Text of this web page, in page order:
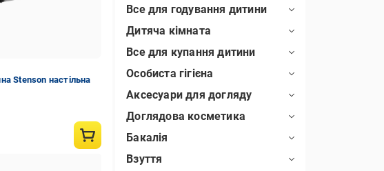
Stenson настільна
Все для годування дитини
Дитяча кімната
Все для купання дитини
Особиста гігієна
Аксесуари для догляду
Доглядова косметика
Бакалія
Взуття